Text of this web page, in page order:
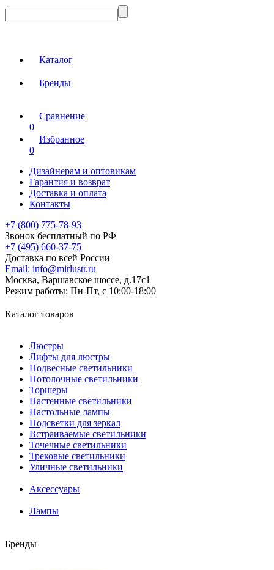
Каталог
Бренды
Сравнение
0
Избранное
0
Дизайнерам и оптовикам
Гарантия и возврат
Доставка и оплата
Контакты
+7 (800) 775-78-93
Звонок бесплатный по РФ
+7 (495) 660-37-75
Доставка по всей России
Email: info@mirlustr.ru
Москва, Варшавское шоссе, д.17c1
Режим работы: Пн-Пт, с 10:00-18:00
Каталог товаров
Люстры
Лифты для люстры
Подвесные светильники
Потолочные светильники
Торшеры
Настенные светильники
Настольные лампы
Подсветки для зеркал
Встраиваемые светильники
Точечные светильники
Трековые светильники
Уличные светильники
Аксессуары
Лампы
Бренды